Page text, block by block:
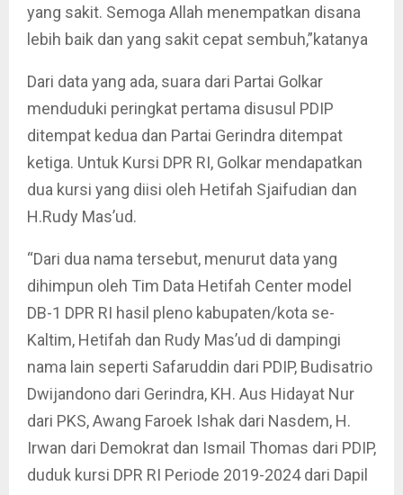
yang sakit. Semoga Allah menempatkan disana
lebih baik dan yang sakit cepat sembuh,”katanya
Dari data yang ada, suara dari Partai Golkar
menduduki peringkat pertama disusul PDIP
ditempat kedua dan Partai Gerindra ditempat
ketiga. Untuk Kursi DPR RI, Golkar mendapatkan
dua kursi yang diisi oleh Hetifah Sjaifudian dan
H.Rudy Mas’ud.
“Dari dua nama tersebut, menurut data yang
dihimpun oleh Tim Data Hetifah Center model
DB-1 DPR RI hasil pleno kabupaten/kota se-
Kaltim, Hetifah dan Rudy Mas’ud di dampingi
nama lain seperti Safaruddin dari PDIP, Budisatrio
Dwijandono dari Gerindra, KH. Aus Hidayat Nur
dari PKS, Awang Faroek Ishak dari Nasdem, H.
Irwan dari Demokrat dan Ismail Thomas dari PDIP,
duduk kursi DPR RI Periode 2019-2024 dari Dapil